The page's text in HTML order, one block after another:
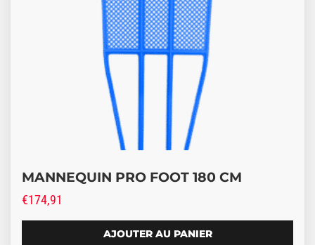
MANNEQUIN PRO FOOT 180 CM
€174,91
AJOUTER AU PANIER